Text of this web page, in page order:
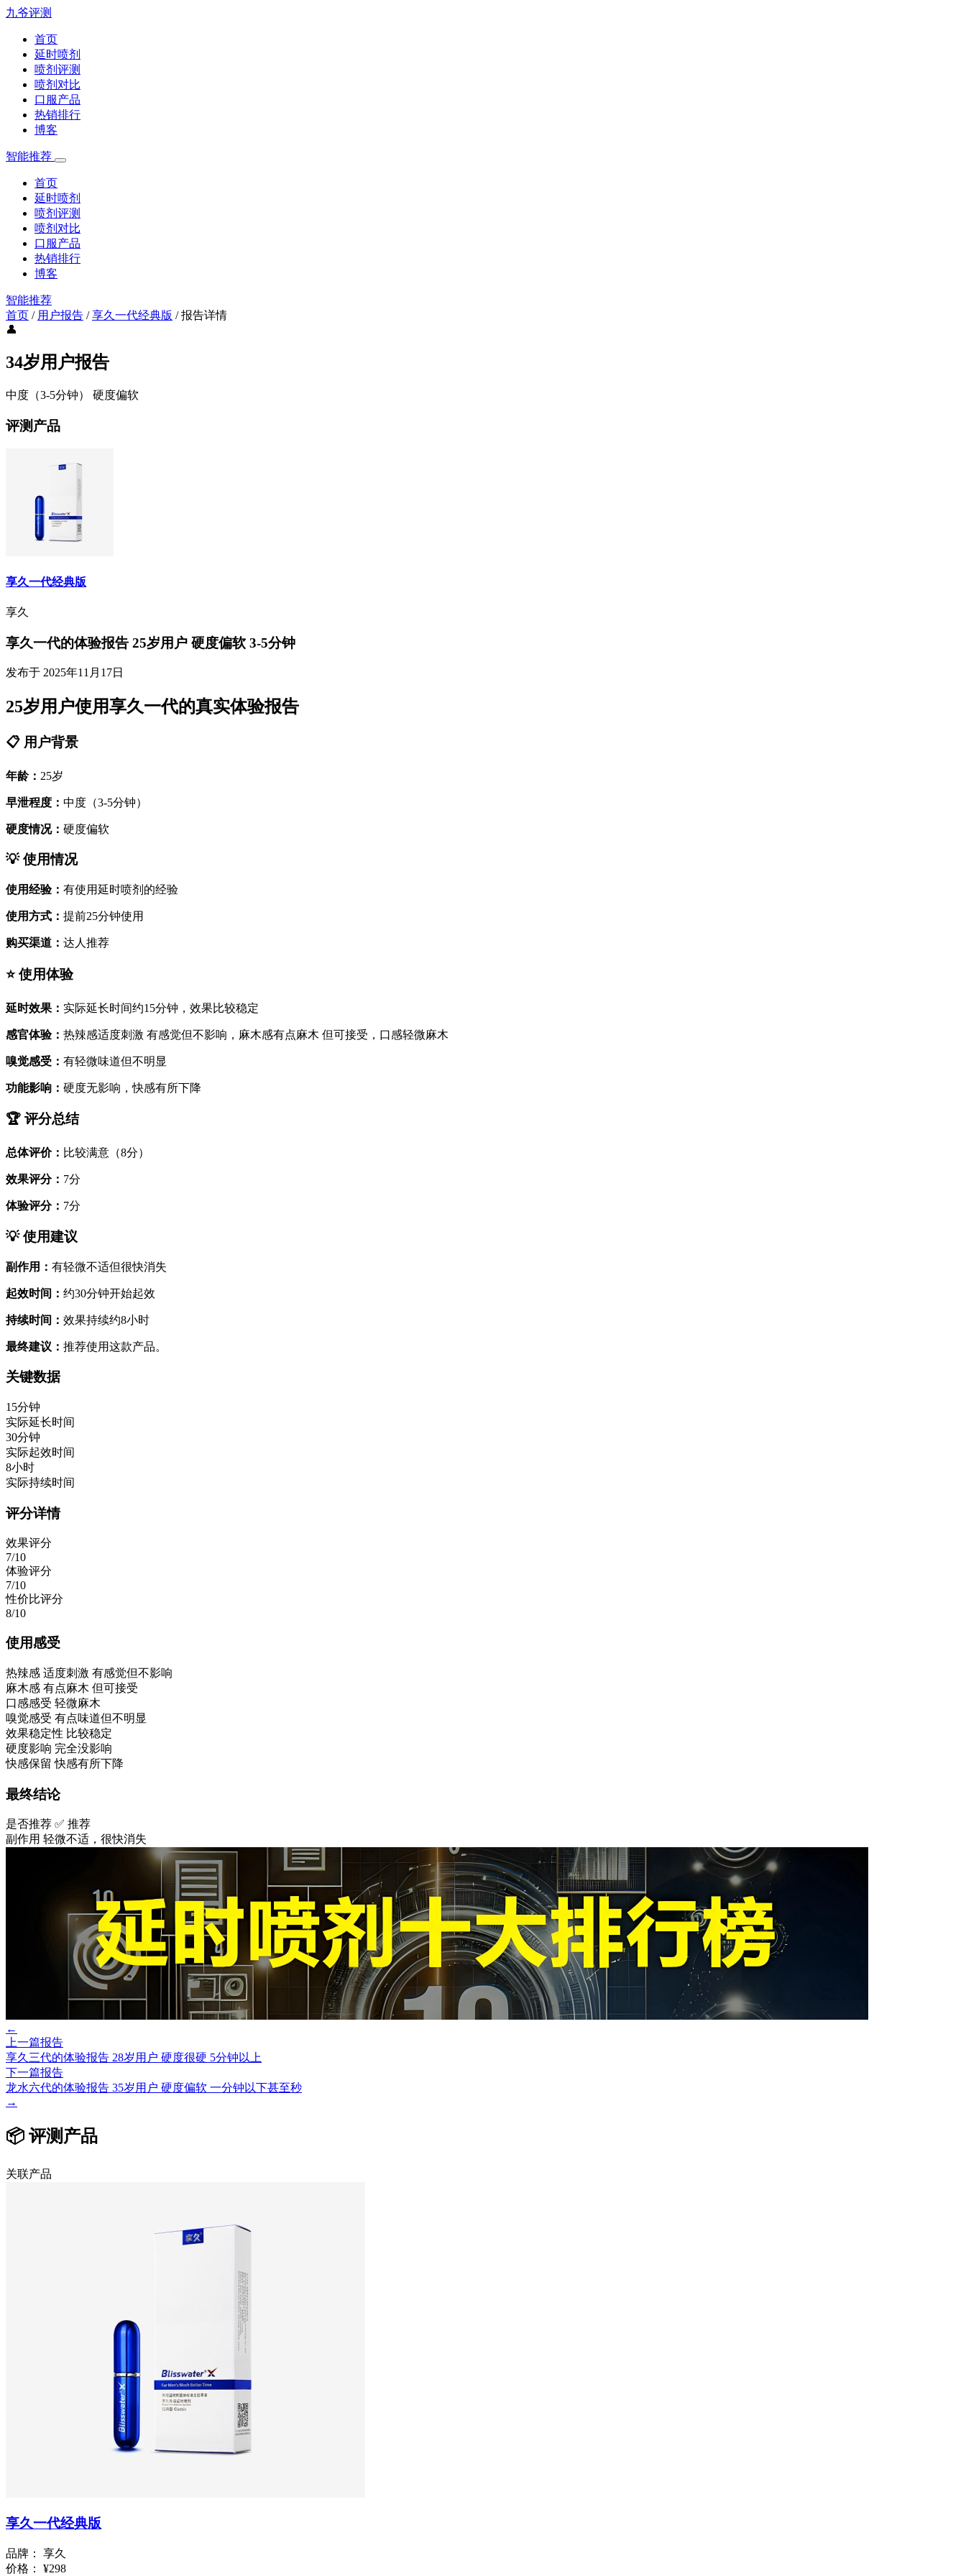
九爷评测
首页
延时喷剂
喷剂评测
喷剂对比
口服产品
热销排行
博客
智能推荐
首页
延时喷剂
喷剂评测
喷剂对比
口服产品
热销排行
博客
智能推荐
首页 / 用户报告 /享久一代经典版 /报告详情
👤
34岁用户报告
中度（3-5分钟） 硬度偏软
评测产品
享久一代经典版
享久
享久一代的体验报告 25岁用户 硬度偏软 3-5分钟
发布于 2025年11月17日
25岁用户使用享久一代的真实体验报告
📋 用户背景
年龄： 25岁
早泄程度： 中度（3-5分钟）
硬度情况： 硬度偏软
💡 使用情况
使用经验： 有使用延时喷剂的经验
使用方式： 提前25分钟使用
购买渠道： 达人推荐
⭐ 使用体验
延时效果： 实际延长时间约15分钟，效果比较稳定
感官体验： 热辣感适度刺激 有感觉但不影响，麻木感有点麻木 但可接受，口感轻微麻木
嗅觉感受： 有轻微味道但不明显
功能影响： 硬度无影响，快感有所下降
🏆 评分总结
总体评价： 比较满意（8分）
效果评分： 7分
体验评分： 7分
💡 使用建议
副作用： 有轻微不适但很快消失
起效时间： 约30分钟开始起效
持续时间： 效果持续约8小时
最终建议： 推荐使用这款产品。
关键数据
15分钟
实际延长时间
30分钟
实际起效时间
8小时
实际持续时间
评分详情
效果评分
7/10
体验评分
7/10
性价比评分
8/10
使用感受
热辣感 适度刺激 有感觉但不影响
麻木感 有点麻木 但可接受
口感感受 轻微麻木
嗅觉感受 有点味道但不明显
效果稳定性 比较稳定
硬度影响 完全没影响
快感保留 快感有所下降
最终结论
是否推荐 ✅ 推荐
副作用 轻微不适，很快消失
←
上一篇报告
享久三代的体验报告 28岁用户 硬度很硬 5分钟以上
下一篇报告
龙水六代的体验报告 35岁用户 硬度偏软 一分钟以下甚至秒
→
📦 评测产品
关联产品
享久一代经典版
品牌：
享久
价格：
¥298